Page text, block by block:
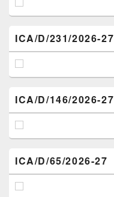
ICA/D/231/2026-27
ICA/D/146/2026-27
ICA/D/65/2026-27